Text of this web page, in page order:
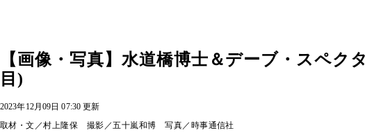
【画像・写真】水道橋博士＆デーブ・スペ
目)
2023年12月09日 07:30 更新
取材・文／村上隆保 撮影／五十嵐和博 写真／時事通信社